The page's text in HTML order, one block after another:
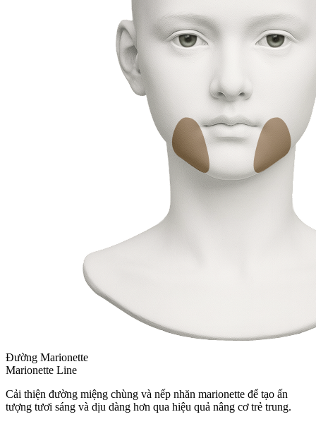
Đường Marionette
Marionette Line
Cải thiện đường miệng chùng và nếp nhăn marionette để tạo ấn
tượng tươi sáng và dịu dàng hơn qua hiệu quả nâng cơ trẻ trung.